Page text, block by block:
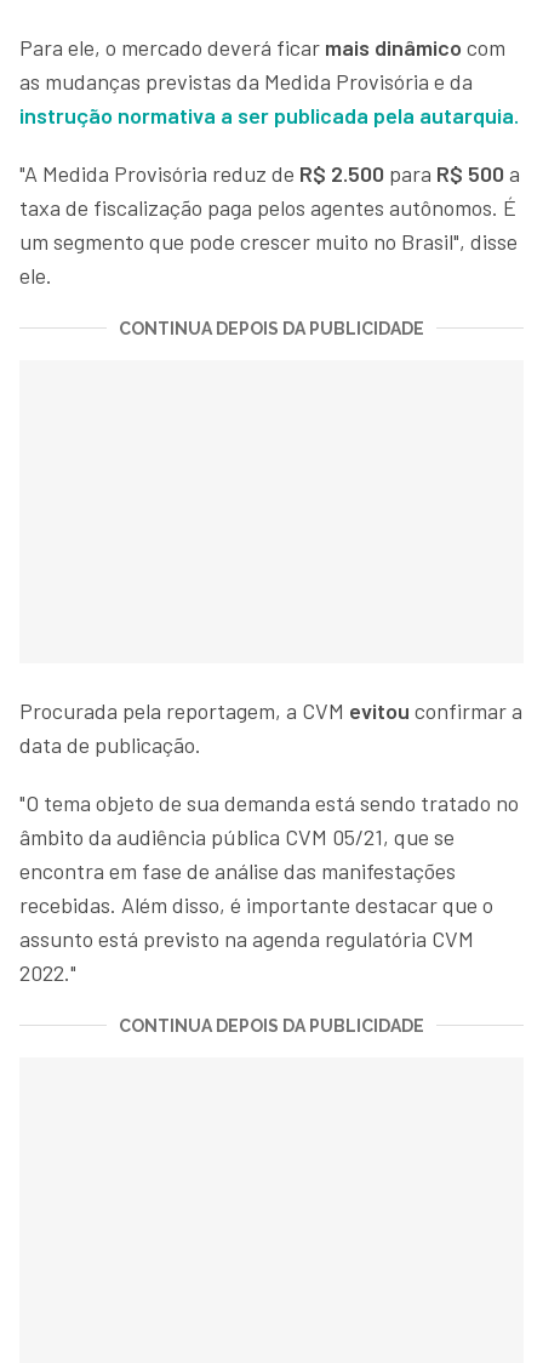
Para ele, o mercado deverá ficar mais dinâmico com
as mudanças previstas da Medida Provisória e da
instrução normativa a ser publicada pela autarquia.
"A Medida Provisória reduz de R$ 2.500 para R$ 500 a
taxa de fiscalização paga pelos agentes autônomos. É
um segmento que pode crescer muito no Brasil", disse
ele.
CONTINUA DEPOIS DA PUBLICIDADE
Procurada pela reportagem, a CVM evitou confirmar a
data de publicação.
"O tema objeto de sua demanda está sendo tratado no
âmbito da audiência pública CVM 05/21, que se
encontra em fase de análise das manifestações
recebidas. Além disso, é importante destacar que o
assunto está previsto na agenda regulatória CVM
2022."
CONTINUA DEPOIS DA PUBLICIDADE